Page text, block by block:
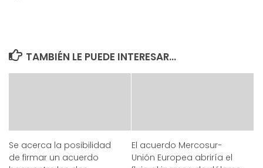
TAMBIÉN LE PUEDE INTERESAR...
Se acerca la posibilidad
de firmar un acuerdo
El acuerdo Mercosur-
Unión Europea abriría el